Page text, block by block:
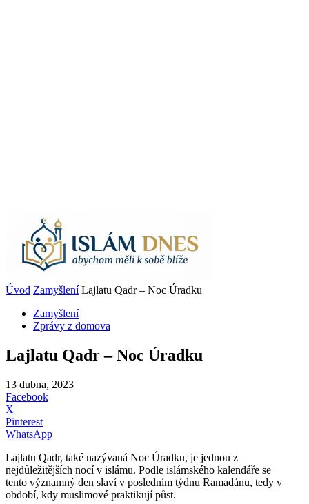
Úvod Zamyšlení Lajlatu Qadr – Noc Úradku
Zamyšlení
Zprávy z domova
Lajlatu Qadr – Noc Úradku
13 dubna, 2023
Facebook
X
Pinterest
WhatsApp
Lajlatu Qadr, také nazývaná Noc Úradku, je jednou z
nejdůležitějších nocí v islámu. Podle islámského kalendáře se
tento významný den slaví v posledním týdnu Ramadánu, tedy v
období, kdy muslimové praktikují půst.